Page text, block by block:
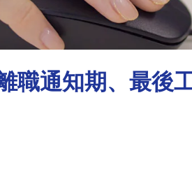
職通知期、最後